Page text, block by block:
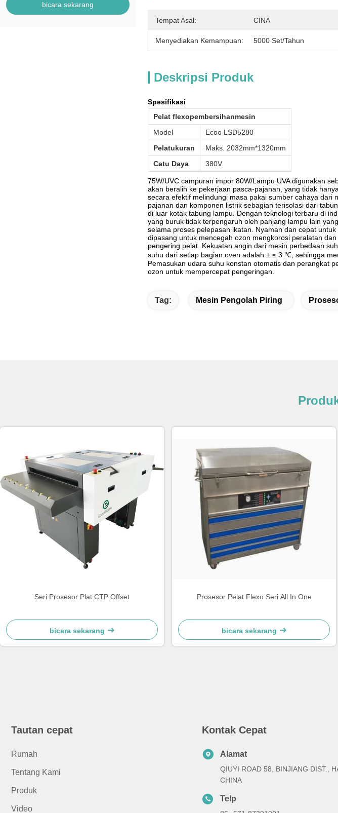
bicara sekarang
Tempat Asal: CINA
Menyediakan Kemampuan: 5000 Set/tahun
Deskripsi Produk
Spesifikasi
Pelat flexopembersihanmesin
Model
Ecoo LSD5280
Pelatukuran
Maks. 2032mm*1320mm
Catu Daya
380V
75W/UVC campuran impor 80W/Lampu UVA digunakan
akan beralih ke pekerjaan pasca-pajanan, yang tidak
secara efektif melindungi masa pakai sumber cahaya
pajanan dan komponen listrik sebagian terisolasi dari
di luar kotak tabung lampu. Dengan teknologi terbaru di
yang buruk tidak terpengaruh oleh panjang lampu lain
selama proses pelepasan ikatan. Nyaman dan cepat
dipasang untuk mencegah ozon mengkorosi peralatan
pengering pelat. Kekuatan angin dari mesin perbedaan
suhu dari setiap bagian oven adalah ± ≤ 3 ℃, sehingga
Pemasukan udara suhu konstan otomatis dan perangkat
ozon untuk mempercepat pengeringan.
Tag: Mesin Pengolah Piring
Seri Prosesor Plat CTP Offset
bicara sekarang
Prosesor Pelat Flexo Seri All In One
bicara sekarang
Tautan cepat
Rumah
Tentang Kami
Produk
Video
Kontak Cepat
Alamat
QIUYI ROAD 58, BINJIANG DIST.,
CHINA
Telp